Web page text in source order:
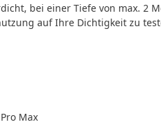
bei einer Tiefe von max. 2
auf Ihre Dichtigkeit zu
Max